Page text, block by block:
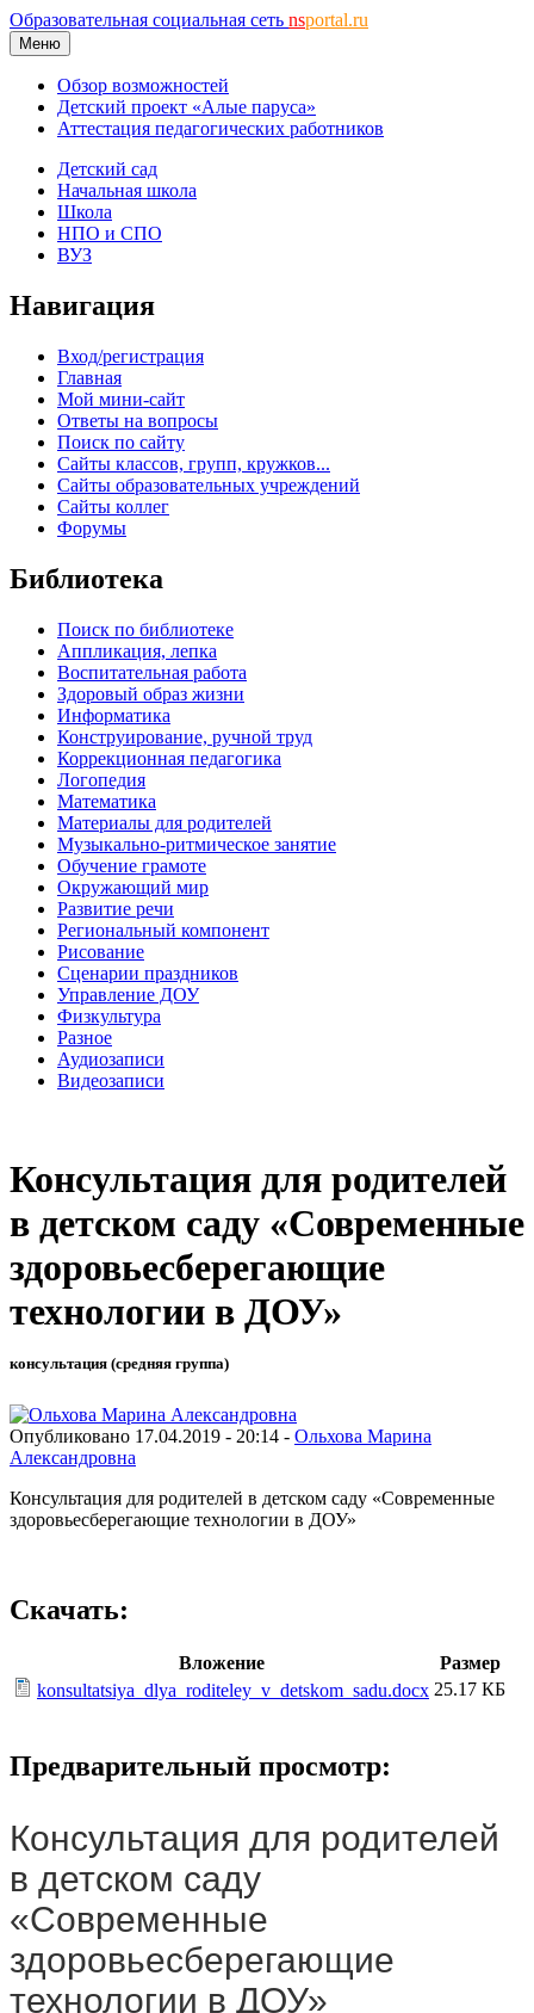
Образовательная социальная сеть nsportal.ru
Меню
Обзор возможностей
Детский проект «Алые паруса»
Аттестация педагогических работников
Детский сад
Начальная школа
Школа
НПО и СПО
ВУЗ
Навигация
Вход/регистрация
Главная
Мой мини-сайт
Ответы на вопросы
Поиск по сайту
Сайты классов, групп, кружков...
Сайты образовательных учреждений
Сайты коллег
Форумы
Библиотека
Поиск по библиотеке
Аппликация, лепка
Воспитательная работа
Здоровый образ жизни
Информатика
Конструирование, ручной труд
Коррекционная педагогика
Логопедия
Математика
Материалы для родителей
Музыкально-ритмическое занятие
Обучение грамоте
Окружающий мир
Развитие речи
Региональный компонент
Рисование
Сценарии праздников
Управление ДОУ
Физкультура
Разное
Аудиозаписи
Видеозаписи
Консультация для родителей
в детском саду «Современные
здоровьесберегающие
технологии в ДОУ»
консультация (средняя группа)
Опубликовано 17.04.2019 - 20:14 - Ольхова Марина
Александровна
Консультация для родителей в детском саду «Современные
здоровьесберегающие технологии в ДОУ»
Скачать:
Вложение
Размер
konsultatsiya_dlya_roditeley_v_detskom_sadu.docx 25.17 КБ
Предварительный просмотр:
Консультация для родителей
в детском саду
«Современные
здоровьесберегающие
технологии в ДОУ»